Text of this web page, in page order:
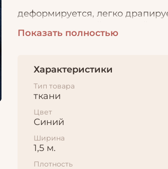
деформируется, легко
костюмов, платьев, юбок и брюк.
Показать полностью
Характеристики
Тип товара
ткани
Цвет
Синий
Ширина
1,5 м.
Плотность